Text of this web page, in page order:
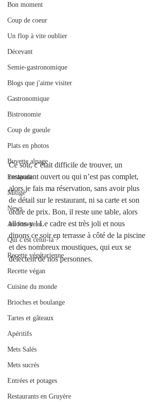
Bon moment
Coup de coeur
Un flop à vite oublier
Décevant
Semie-gastronomique
Blogs que j'aime visiter
Gastronomique
Bistronomie
Coup de gueule
Plats en photos
Buvette alpage
Escapade
Mitigé
News
Au fourneau
Qui c'est celui-là ?
Recette végétarienne
Recette végan
Cuisine du monde
Brioches et boulange
Tartes et gâteaux
Apéritifs
Mets Salés
Mets sucrés
Entrées et potages
Restaurants en Gruyère
Ce soir, c’était difficile de trouver, un
restaurant ouvert ou qui n’est pas complet,
alors je fais ma réservation, sans avoir plus
de détail sur le restaurant, ni sa carte et son
ordre de prix. Bon, il reste une table, alors
allons-y ! Le cadre est très joli et nous
dinons ce soir en terrasse à côté de la piscine
et des nombreux moustiques, qui eux se
délectent de nos personnes.